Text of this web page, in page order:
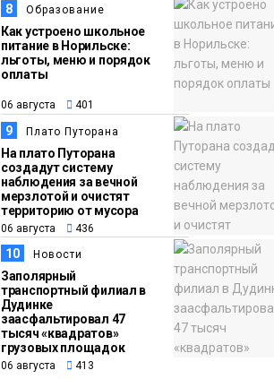
8 Образование
Как устроено школьное
питание в Норильске:
льготы, меню и порядок
оплаты
06 августа 401
9 Плато Путорана
На плато Путорана
создадут систему
наблюдения за вечной
мерзлотой и очистят
территорию от мусора
06 августа 436
10 Новости
Заполярный
транспортный филиал в
Дудинке
заасфальтировал 47
тысяч «квадратов»
грузовых площадок
06 августа 413